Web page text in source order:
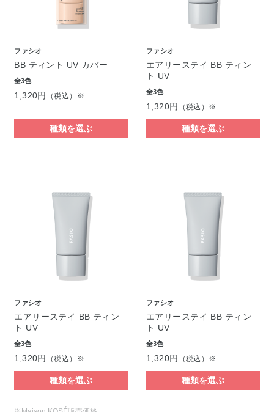
ファシオ
BB ティント UV カバー
全3色
1,320円 （税込）※
種類を選ぶ
ファシオ
エアリーステイ BB ティン
ト UV
全3色
1,320円 （税込）※
種類を選ぶ
ファシオ
エアリーステイ BB ティン
ト UV
全3色
1,320円 （税込）※
種類を選ぶ
ファシオ
エアリーステイ BB ティン
ト UV
全3色
1,320円 （税込）※
種類を選ぶ